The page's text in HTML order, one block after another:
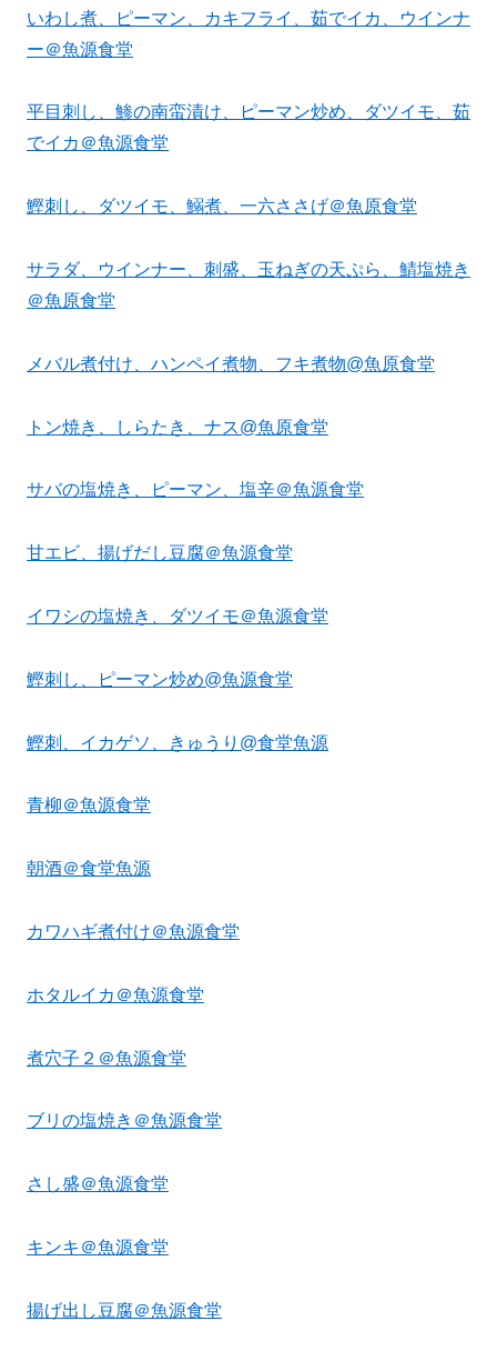
いわし煮、ピーマン、カキフライ、茹でイカ、ウインナ
ー＠魚源食堂
平目刺し、鯵の南蛮漬け、ピーマン炒め、ダツイモ、茹
でイカ＠魚源食堂
鰹刺し、ダツイモ、鰯煮、一六ささげ＠魚原食堂
サラダ、ウインナー、刺盛、玉ねぎの天ぷら、鯖塩焼き
＠魚原食堂
メバル煮付け、ハンペイ煮物、フキ煮物@魚原食堂
トン焼き、しらたき、ナス@魚原食堂
サバの塩焼き、ピーマン、塩辛＠魚源食堂
甘エビ、揚げだし豆腐＠魚源食堂
イワシの塩焼き、ダツイモ＠魚源食堂
鰹刺し、ピーマン炒め@魚源食堂
鰹刺、イカゲソ、きゅうり@食堂魚源
青柳＠魚源食堂
朝酒＠食堂魚源
カワハギ煮付け＠魚源食堂
ホタルイカ＠魚源食堂
煮穴子２＠魚源食堂
ブリの塩焼き＠魚源食堂
さし盛＠魚源食堂
キンキ＠魚源食堂
揚げ出し豆腐＠魚源食堂